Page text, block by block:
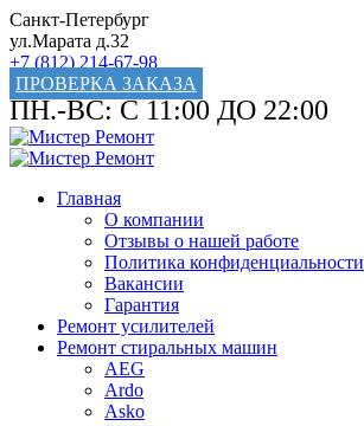
Санкт-Петербург
ул.Марата д.32
+7 (812) 214-67-98
ПРОВЕРКА ЗАКАЗА
ПН.-ВС: С 11:00 ДО 22:00
Главная
О компании
Отзывы о нашей работе
Политика конфиденциальности
Вакансии
Гарантия
Ремонт усилителей
Ремонт стиральных машин
AEG
Ardo
Asko